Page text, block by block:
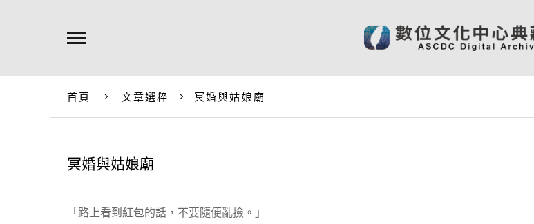
首頁 文章選粹 冥婚與姑娘廟
冥婚與姑娘廟
「路上看到紅包的話，不要隨便亂撿。」